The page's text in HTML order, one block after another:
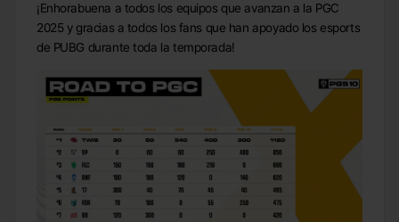
¡Enhorabuena a todos los equipos que avanzan a la PGC
2025 y gracias a todos los fans que han apoyado los esports
de PUBG durante toda la temporada!